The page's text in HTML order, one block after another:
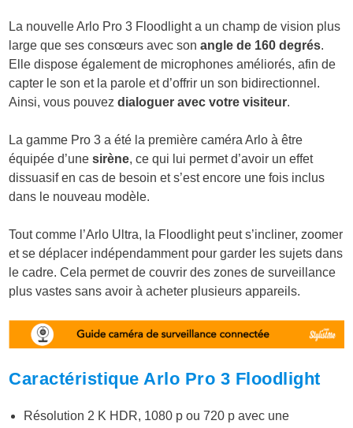
La nouvelle Arlo Pro 3 Floodlight a un champ de vision plus
large que ses consœurs avec sonangle de 160 degrés.
Elle dispose également de microphones améliorés, afin de
capter le son et la parole et d’offrir un son bidirectionnel.
Ainsi, vous pouvezdialoguer avec votre visiteur.
La gamme Pro 3 a été la première caméra Arlo à être
équipée d’unesirène, ce qui lui permet d’avoir un effet
dissuasif en cas de besoin et s’est encore une fois inclus
dans le nouveau modèle.
Tout comme l’Arlo Ultra, la Floodlight peut s’incliner, zoomer
et se déplacer indépendamment pour garder les sujets dans
le cadre. Cela permet de couvrir des zones de surveillance
plus vastes sans avoir à acheter plusieurs appareils.
Caractéristique Arlo Pro 3 Floodlight
Résolution 2 K HDR, 1080 p ou 720 p avec une